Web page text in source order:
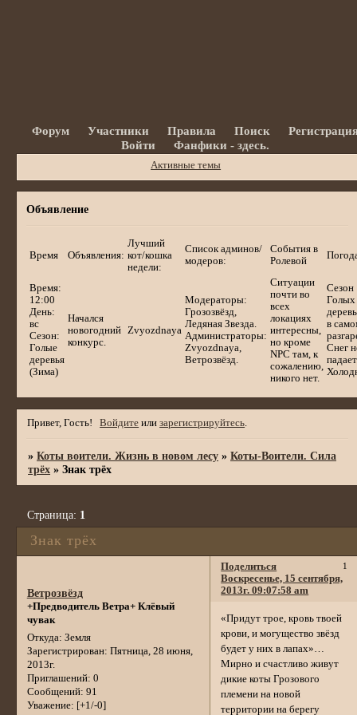
Форум Участники Правила Поиск
Войти
Фанфики - здесь.
Активные темы
Объявление
Время Объявления:
Лучший
кот/кошка
недели:
Список админов/
модеров:
События в
Ролевой
Время:
12:00
День:
вс
Сезон:
Голые
деревья
(Зима)
Начался
новогодний
конкурс.
Zvyozdnaya
Модераторы:
Грозозвёзд,
Ледяная Звезда.
Администраторы:
Zvyozdnaya,
Ветрозвёзд.
Ситуации
почти во
всех
локациях
интересны,
но кроме
NPC там, к
сожалению,
никого нет.
Сезон
Голых
в
Снег
Привет, Гость! Войдите илизарегистрируйтесь.
»Коты воители. Жизнь в новом лесу »Коты-Воители. Сила
трёх »Знак трёх
Знак трёх
Страница: 1
Поделиться 1
Воскресенье, 15 сентября,
2013г. 09:07:58 am
Ветрозвёзд
+Предводитель Ветра+ Клёвый
чувак
Откуда: Земля
Зарегистрирован: Пятница, 28 июня,
2013г.
Приглашений: 0
Сообщений: 91
Уважение: [+1/-0]
«Придут трое, кровь твоей
крови, и могущество звёзд
будет у них в лапах»…
Мирно и счастливо живут
дикие коты Грозового
племени на новой
территории на берегу